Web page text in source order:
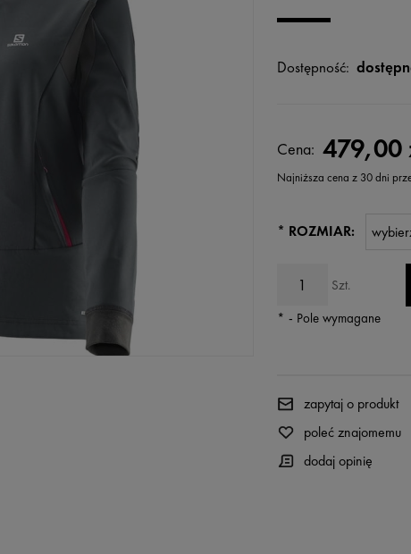
Dostępność:
Cena: 479,00
Najniższa cena z 30 dni
wyświetlana jest
* ROZMIAR:
Szt.
* - Pole wymagane
zapytaj o produkt
poleć znajomemu
dodaj opinię